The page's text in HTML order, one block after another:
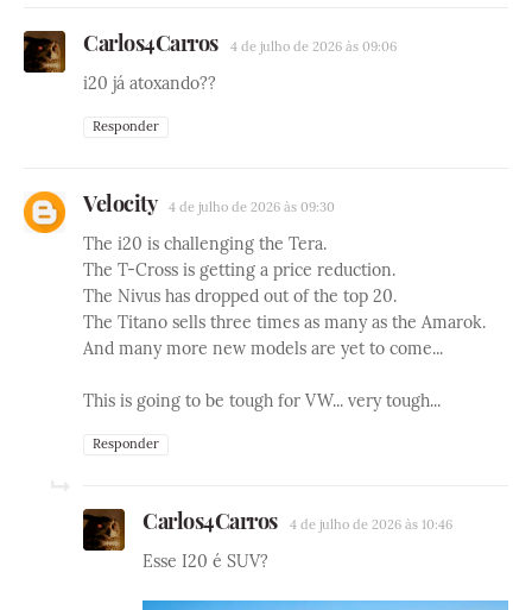
Carlos4Carros 4 de julho de 2026 às 09:06
i20 já atoxando??
Responder
Velocity 4 de julho de 2026 às 09:30
The i20 is challenging the Tera.
The T-Cross is getting a price reduction.
The Nivus has dropped out of the top 20.
The Titano sells three times as many as the Amarok.
And many more new models are yet to come...
This is going to be tough for VW... very tough...
Responder
Carlos4Carros 4 de julho de 2026 às 10:46
Esse I20 é SUV?